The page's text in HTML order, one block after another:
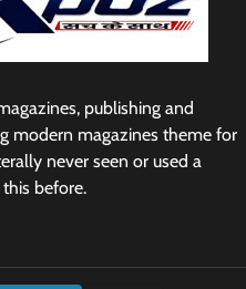
publishing and
modern magazines theme for
never seen or used a
before.